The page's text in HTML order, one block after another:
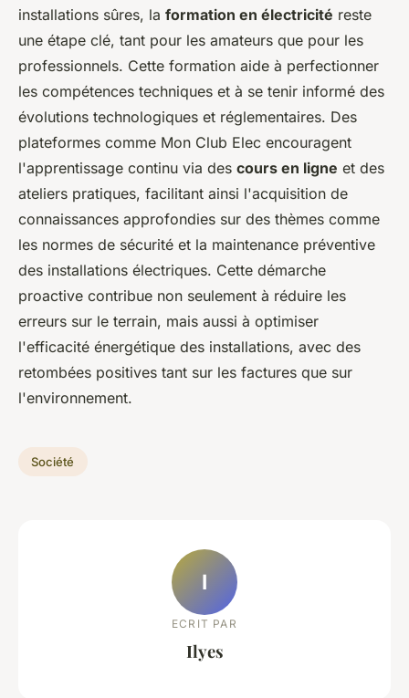
installations sûres, la formation en électricité reste
une étape clé, tant pour les amateurs que pour les
professionnels. Cette formation aide à perfectionner
les compétences techniques et à se tenir informé des
évolutions technologiques et réglementaires. Des
plateformes comme Mon Club Elec encouragent
l'apprentissage continu via des cours en ligne et des
ateliers pratiques, facilitant ainsi l'acquisition de
connaissances approfondies sur des thèmes comme
les normes de sécurité et la maintenance préventive
des installations électriques. Cette démarche
proactive contribue non seulement à réduire les
erreurs sur le terrain, mais aussi à optimiser
l'efficacité énergétique des installations, avec des
retombées positives tant sur les factures que sur
l'environnement.
Société
I
ECRIT PAR
Ilyes